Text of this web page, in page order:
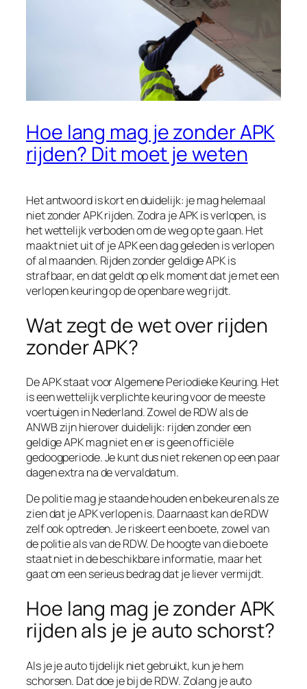
Hoe lang mag je zonder APK
rijden? Dit moet je weten
Het antwoord is kort en duidelijk: je mag helemaal
niet zonder APK rijden. Zodra je APK is verlopen, is
het wettelijk verboden om de weg op te gaan. Het
maakt niet uit of je APK een dag geleden is verlopen
of al maanden. Rijden zonder geldige APK is
strafbaar, en dat geldt op elk moment dat je met een
verlopen keuring op de openbare weg rijdt.
Wat zegt de wet over rijden
zonder APK?
De APK staat voor Algemene Periodieke Keuring. Het
is een wettelijk verplichte keuring voor de meeste
voertuigen in Nederland. Zowel de RDW als de
ANWB zijn hierover duidelijk: rijden zonder een
geldige APK mag niet en er is geen officiële
gedoogperiode. Je kunt dus niet rekenen op een paar
dagen extra na de vervaldatum.
De politie mag je staande houden en bekeuren als ze
zien dat je APK verlopen is. Daarnaast kan de RDW
zelf ook optreden. Je riskeert een boete, zowel van
de politie als van de RDW. De hoogte van die boete
staat niet in de beschikbare informatie, maar het
gaat om een serieus bedrag dat je liever vermijdt.
Hoe lang mag je zonder APK
rijden als je je auto schorst?
Als je je auto tijdelijk niet gebruikt, kun je hem
schorsen. Dat doe je bij de RDW. Zolang je auto